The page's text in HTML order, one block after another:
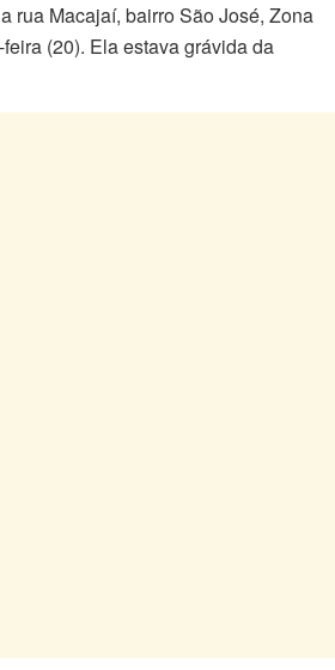
rua Macajaí, bairro São José, Zona
(20). Ela estava grávida da